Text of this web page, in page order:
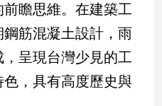
瞻思維。在建築工
筋混凝土設計，雨
呈現台灣少見的工
，具有高度歷史與